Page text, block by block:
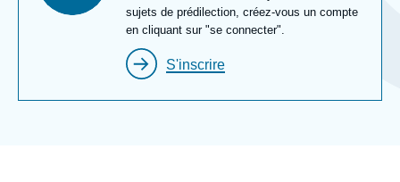
sujets de prédilection, créez-vous un compte
en cliquant sur "se connecter".
S'inscrire